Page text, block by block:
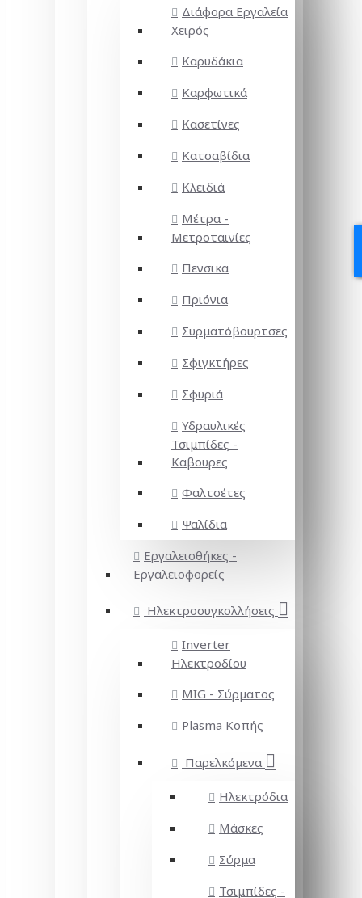
Διάφορα Εργαλεία
Χειρός
Καρυδάκια
Καρφωτικά
Κασετίνες
Κατσαβίδια
Κλειδιά
Μέτρα -
Μετροταινίες
Πενσικα
Πριόνια
Συρματόβουρτσες
Σφιγκτήρες
Σφυριά
Υδραυλικές
Τσιμπίδες -
Καβουρες
Φαλτσέτες
Ψαλίδια
Εργαλειοθήκες -
Εργαλειοφορείς
Ηλεκτροσυγκολλήσεις
Inverter
Ηλεκτροδίου
MIG - Σύρματος
Plasma Κοπής
Παρελκόμενα
Ηλεκτρόδια
Μάσκες
Σύρμα
Τσιμπίδες -